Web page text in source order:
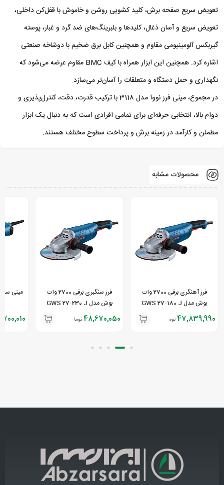
تعویض سریع صفحه برش، کلید کشویی روشن و خاموش با قفل‌کن داخلی،
تعویض سریع و آسان ذغال، کلیدها و بلبرینگ‌های ضد گرد و غبار، پوسته
گیربکس آلومینیومی مقاوم و همچنین کابل برق ضخیم با دوشاخه صنعتی
اشاره کرد. همچنین این ابزار همراه با کیف BMC مقاوم عرضه می‌شود که
نگهداری و حمل دستگاه و متعلقات را آسان‌تر می‌سازد.
در مجموع، مینی فرز نووا مدل 3118 با ترکیب قدرت، دقت، کنترل‌پذیری و
دوام بالا، انتخابی حرفه‌ای برای تمامی افرادی است که به دنبال یک ابزار
مطمئن و کارآمد در زمینه برش و پرداخت سطوح مختلف هستند.
محصولات مشابه
فرز آهنگری برقی 2700 وات
بوش مدل GWS 27-180 J
47,839,990 تومان
فرز سنگبری برقی 2700 وات
بوش مدل GWS 27-230 J
48,670,050 تومان